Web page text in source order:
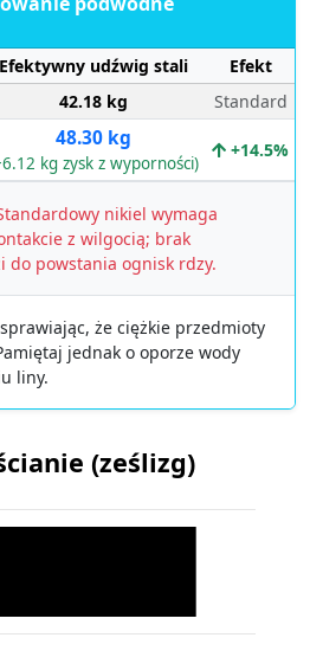
Efektywny udźwig stali
Efekt
42.18 kg Standard
48.30 kg
kg zysk z wyporności)
+14.5%
nikiel wymaga
z wilgocią; brak
do powstania ognisk rdzy.
że ciężkie przedmioty
jednak o oporze wody
liny.
(ześlizg)